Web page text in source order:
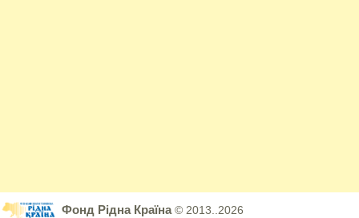
Фонд Рідна Країна© 2013..2026